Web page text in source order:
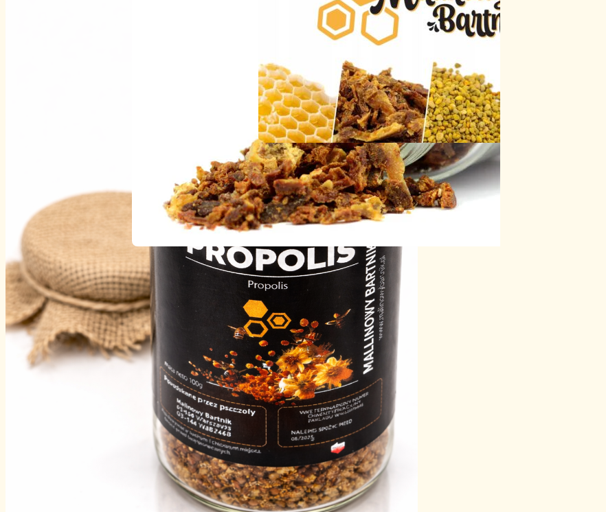
PROPOLIS – KIT PSZCZELI 100 G
– TEGOROCZNY ZBIÓR
Odkryj nasz wyjątkowy Propolis – naturalny skarb prosto z ula!
Ten niezwykły i pełen korzyści dla Twojego zdrowia produkt
podaruje Ci prawdziwe bogactwo składników odżywczych i
witamin. Zainwestuj w swoje zdrowie i rozpocznij każdy dzień od